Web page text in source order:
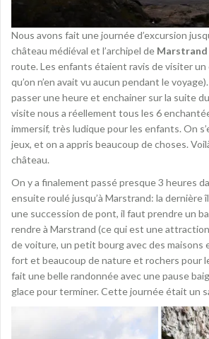
Nous avons fait une journée d’excursion
château médiéval et l’archipel de Marstrand
route. Les enfants étaient ravis de visiter un
qu’on n’en avait vu aucun pendant le
passer une heure et enchainer sur la suite
visite nous a réellement tous les 6
immersif, très ludique pour les enfants. On
jeux, et on a appris beaucoup de choses.
château.
On y a finalement passé presque 3 heures
ensuite roulé jusqu’à Marstrand: la dernière
une succession de pont, il faut prendre un
rendre à Marstrand (ce qui est une attraction
de voiture, un petit bourg avec des maisons
fort et beaucoup de nature et rochers pour
fait une belle randonnée avec une pause
glace pour terminer. Cette journée était un